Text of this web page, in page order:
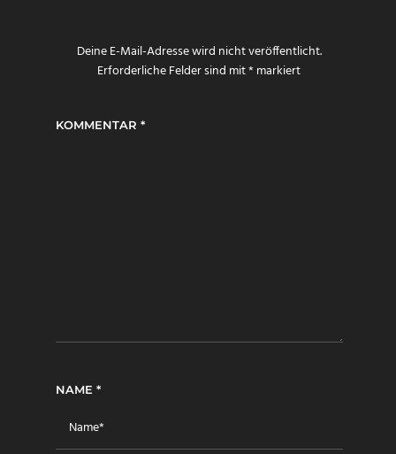
Deine E-Mail-Adresse wird nicht veröffentlicht.
Erforderliche Felder sind mit*markiert
KOMMENTAR *
NAME *